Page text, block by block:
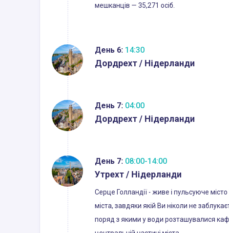
мешканців — 35,271 осіб.
День 6: 14:30
Дордрехт / Нідерланди
День 7: 04:00
Дордрехт / Нідерланди
День 7: 08:00-14:00
Утрехт / Нідерланди
Серце Голландії - живе і пульсуюче
міста, завдяки якій Ви ніколи не
поряд з якими у води розташувалися